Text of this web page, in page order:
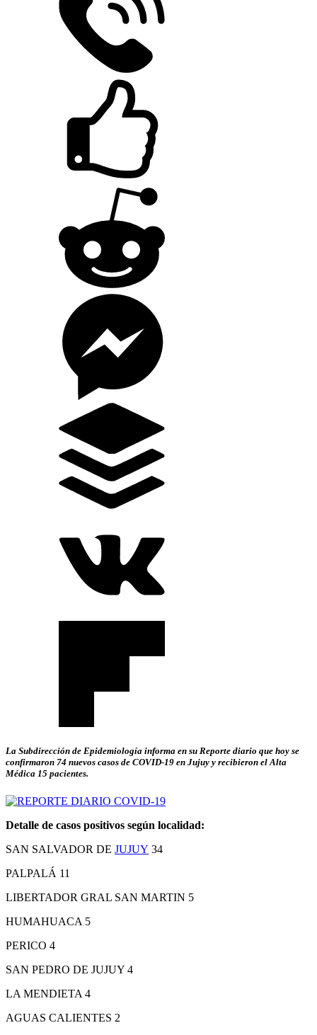
La Subdirección de Epidemiología informa en su Reporte diario que hoy se
confirmaron 74 nuevos casos de COVID-19 en Jujuy y recibieron el Alta
Médica 15 pacientes.
Detalle de casos positivos según localidad:
SAN SALVADOR DE JUJUY 34
PALPALÁ 11
LIBERTADOR GRAL SAN MARTIN 5
HUMAHUACA 5
PERICO 4
SAN PEDRO DE JUJUY 4
LA MENDIETA 4
AGUAS CALIENTES 2